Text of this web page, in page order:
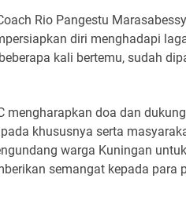
Rio Pangestu
diri menghadapi
kali bertemu, sudah
mengharapkan doa dan
khususnya serta
warga Kuningan
semangat kepada para